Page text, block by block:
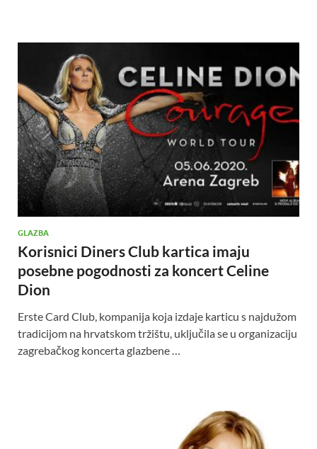
GLAZBA
Korisnici Diners Club kartica imaju
posebne pogodnosti za koncert Celine
Dion
Erste Card Club, kompanija koja izdaje karticu s najdužom
tradicijom na hrvatskom tržištu, uključila se u organizaciju
zagrebačkog koncerta glazbene …